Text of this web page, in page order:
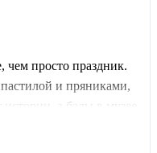
просто праздник.
и пряниками,
а балы в музее
в